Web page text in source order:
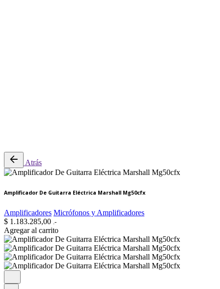
Atrás
Amplificador De Guitarra Eléctrica Marshall Mg50cfx
Amplificadores Micrófonos y Amplificadores
$ 1.183.285,00 .-
Agregar al carrito